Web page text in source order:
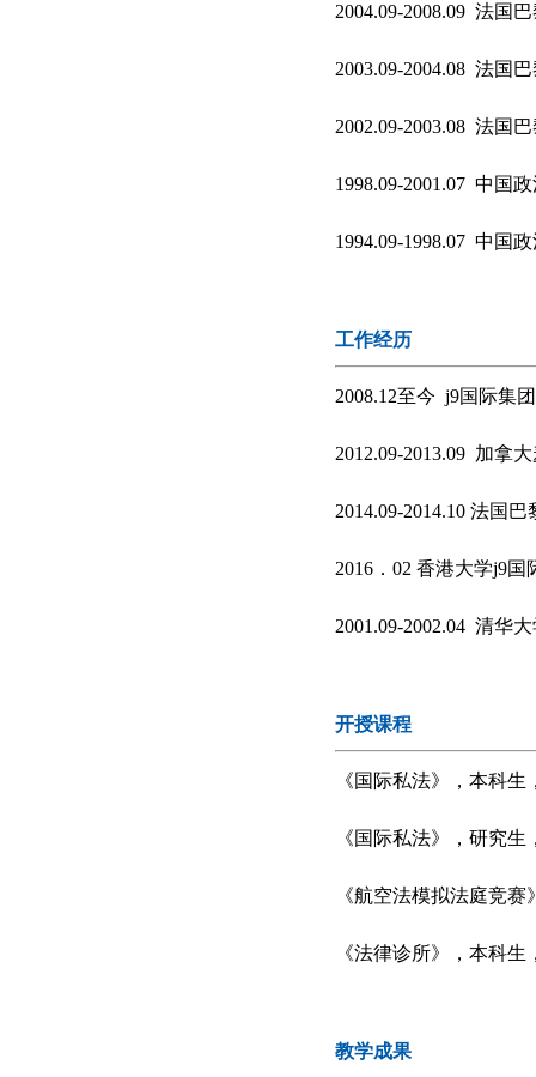
2004.09-2008.09 法国
2003.09-2004.08 法国
2002.09-2003.08 法国
1998.09-2001.07 中国
1994.09-1998.07 中国
工作经历
2008.12至今 j9国际集
2012.09-2013.09 加拿
2014.09-2014.10 法国
2016．02 香港大学j9国
2001.09-2002.04 清华
开授课程
《国际私法》，本科生
《国际私法》，研究生
《航空法模拟法庭竞
《法律诊所》，本科生
教学成果